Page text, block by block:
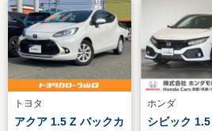
トヨタ
アクア 1.5 Z バックカ
ホンダ
シビック